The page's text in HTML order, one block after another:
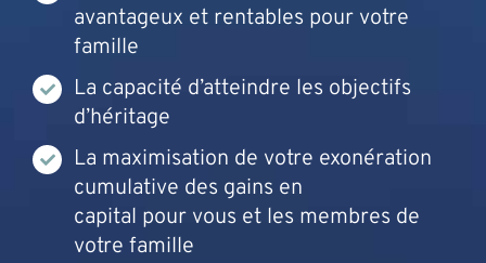
avantageux et rentables pour votre
famille
La capacité d’atteindre les objectifs
d’héritage
La maximisation de votre exonération
cumulative des gains en
capital pour vous et les membres de
votre famille